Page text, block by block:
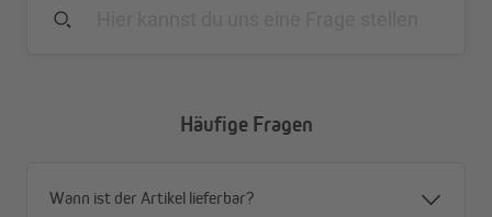
Häufige Fragen
Wann ist der Artikel lieferbar?